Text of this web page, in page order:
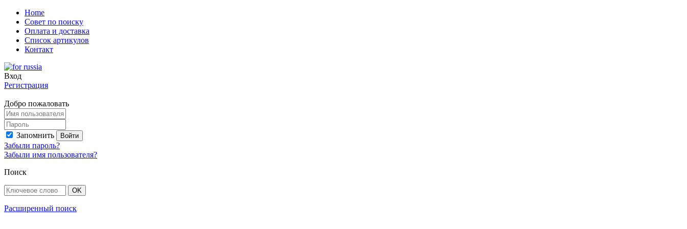
Home
Совет по поиску
Оплата и доставка
Список артикулов
Контакт
Вход
Регистрация
Добро пожаловать
Запомнить
Забыли пароль?
Забыли имя пользователя?
Поиск
Расширенный поиск